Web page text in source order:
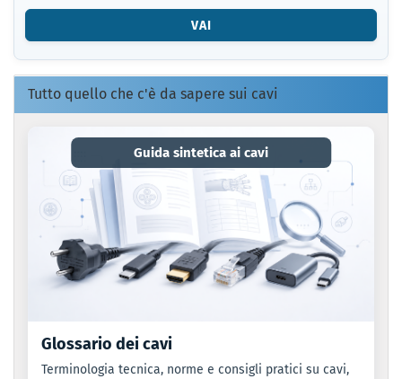
O
CODICE
EAN.
VAI
Tutto quello che c'è da sapere sui cavi
Guida sintetica ai cavi
Glossario dei cavi
Terminologia tecnica, norme e consigli pratici su cavi,